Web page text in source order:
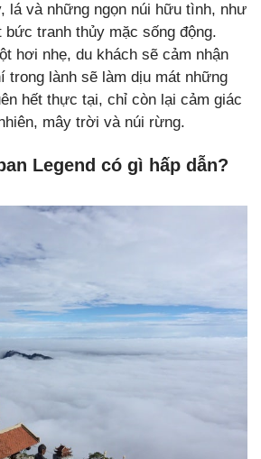
lá và những ngọn núi hữu tình, như
tranh thủy mặc sống động.
hơi nhẹ, du khách sẽ cảm nhận
trong lành sẽ làm dịu mát những
hết thực tại, chỉ còn lại cảm giác
mây trời và núi rừng.
Legend có gì hấp dẫn?